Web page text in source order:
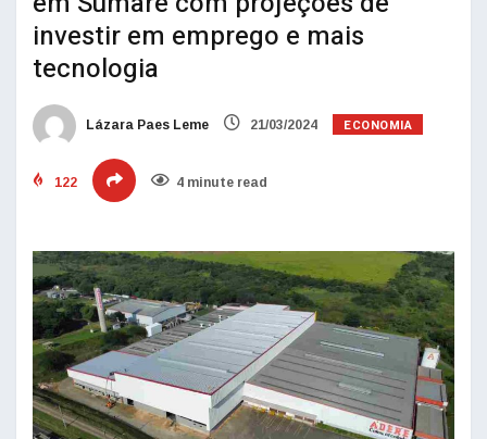
investir em emprego e mais
tecnologia
Lázara Paes Leme 21/03/2024 ECONOMIA
122 4 minute read